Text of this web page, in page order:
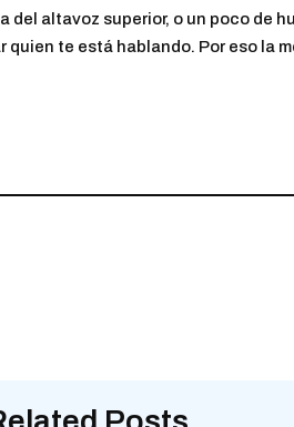
del altavoz superior, o un poco de
te está hablando. Por eso la